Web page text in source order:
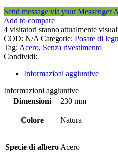
Send message via your Messenger
Add to compare
4 visitatori stanno attualmente
COD: N/A Categorie: Posate di
Tag: Acero, Senza rivestimento
Condividi:
Informazioni aggiuntive
Informazioni aggiuntive
Dimensioni
230 mm
Colore Natura
Specie di albero Acero